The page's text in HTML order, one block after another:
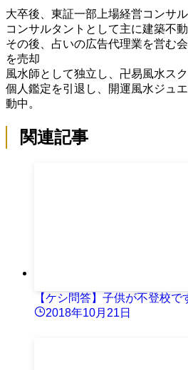
大卒後、東証一部上場経営コンサ
コンサルタントとして主に建築不動
その後、占いの広告代理業を営む
を売却
風水師として独立し、卍易風水ス
個人鑑定を引退し、開運風水ジュ
動中。
関連記事
【ケシ問答】子供が不登校で
2018年10月21日